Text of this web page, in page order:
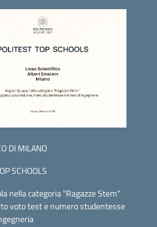
DI MILANO
SCHOOLS
nella categoria "Ragazze Stem"
voto test e numero studentesse